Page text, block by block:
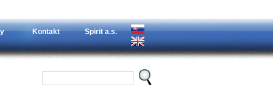
Kontakt Spirit a.s.